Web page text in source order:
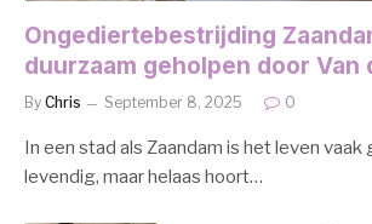
Ongediertebestrijding
duurzaam geholpen door Van
By Chris September 8, 2025 0
In een stad als Zaandam is het leven vaak
levendig, maar helaas hoort…